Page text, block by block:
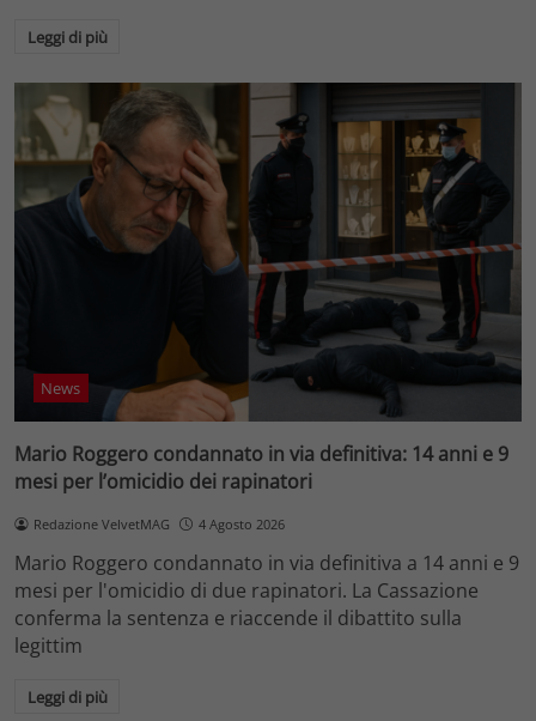
Leggi di più
News
Mario Roggero condannato in via definitiva: 14 anni e 9
mesi per l’omicidio dei rapinatori
Redazione VelvetMAG 4 Agosto 2026
Mario Roggero condannato in via definitiva a 14 anni e 9
mesi per l'omicidio di due rapinatori. La Cassazione
conferma la sentenza e riaccende il dibattito sulla
legittim
Leggi di più